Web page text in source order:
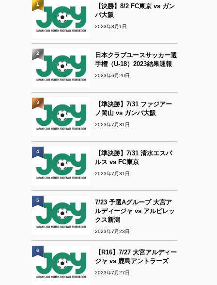
【決勝】8/2 FC東京 vs ガン
バ大阪
2023年8月1日
1
日本クラブユースサッカー選
手権（U-18）2023結果速報
2023年6月20日
2
【準決勝】7/31 ファジアー
ノ岡山 vs ガンバ大阪
2023年7月31日
3
【準決勝】7/31 清水エスパ
ルス vs FC東京
2023年7月31日
4
7/23 予選Aグループ 大宮ア
ルディージャ vs アルビレッ
クス新潟
2023年7月23日
5
【R16】7/27 大宮アルディー
ジャ vs 鹿島アントラーズ
2023年7月27日
6